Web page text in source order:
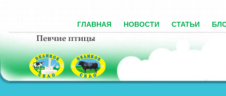
ГЛАВНАЯ НОВОСТИ СТАТЬИ